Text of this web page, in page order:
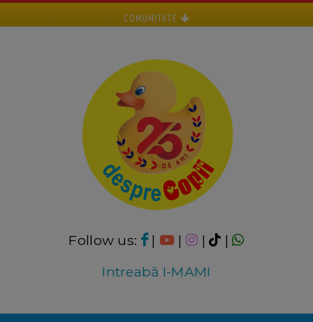
COMUNITATE
Follow us: | | |
|
Intreabă I-MAMI